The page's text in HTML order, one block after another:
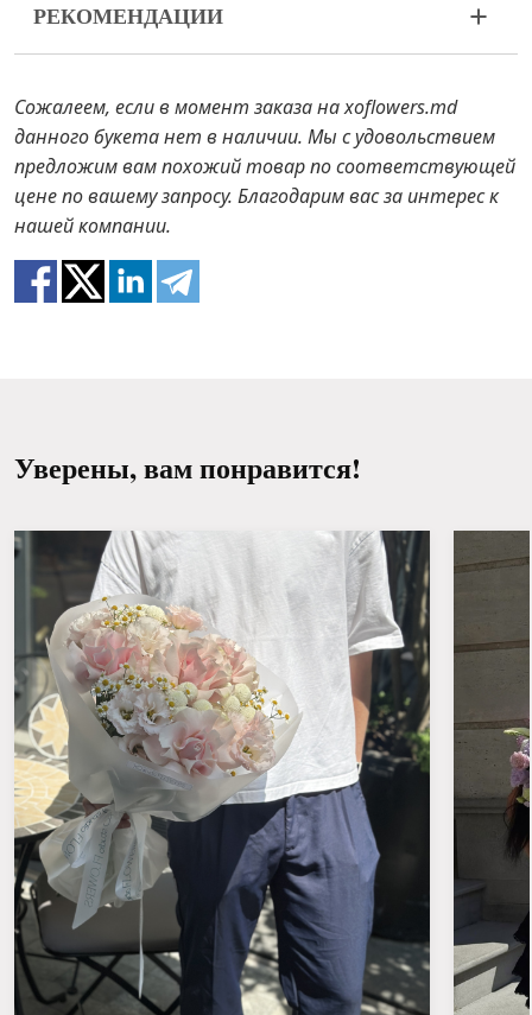
ваш букет пришел в ненадлежащем виде,
пожалуйста, свяжитесь с нами для решения
В случае если каких-то составляющих букета не
будет в наличии, мы предложим вам варианты
замены на аналоги. Также будьте готовы к тому,
что цветы – это живой материал, поэтому букеты
РЕКОМЕНДАЦИИ
Сожалеем, если в момент заказа на xoflowers.md
данного букета нет в наличии. Мы с удовольствием
предложим вам похожий товар по соответствующей
цене по вашему запросу. Благодарим вас за интерес к
нашей компании.
Уверены, вам понравится!